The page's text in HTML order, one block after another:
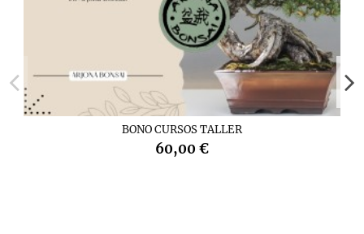
BONO CURSOS TALLER
60,00 €